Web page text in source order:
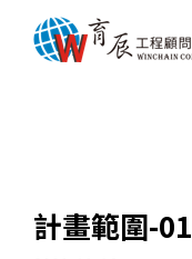
計畫範圍-01